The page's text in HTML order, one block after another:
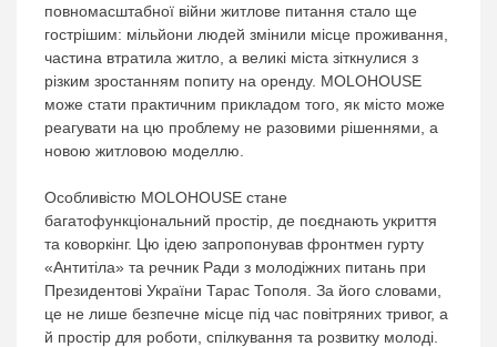
повномасштабної війни житлове питання стало ще
гострішим: мільйони людей змінили місце проживання,
частина втратила житло, а великі міста зіткнулися з
різким зростанням попиту на оренду. MOLOHOUSE
може стати практичним прикладом того, як місто може
реагувати на цю проблему не разовими рішеннями, а
новою житловою моделлю.
Особливістю MOLOHOUSE стане
багатофункціональний простір, де поєднають укриття
та коворкінг. Цю ідею запропонував фронтмен гурту
«Антитіла» та речник Ради з молодіжних питань при
Президентові України Тарас Тополя. За його словами,
це не лише безпечне місце під час повітряних тривог, а
й простір для роботи, спілкування та розвитку молоді.